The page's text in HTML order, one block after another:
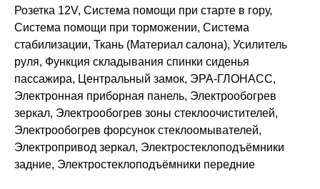
Розетка 12V, Система помощи при старте в гору,
Система помощи при торможении, Система
стабилизации, Ткань (Материал салона), Усилитель
руля, Функция складывания спинки сиденья
пассажира, Центральный замок, ЭРА-ГЛОНАСС,
Электронная приборная панель, Электрообогрев
зеркал, Электрообогрев зоны стеклоочистителей,
Электрообогрев форсунок стеклоомывателей,
Электропривод зеркал, Электростеклоподъёмники
задние, Электростеклоподъёмники передние